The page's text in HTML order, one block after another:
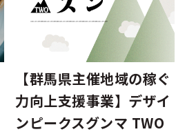
【群馬県主催地域の稼ぐ
力向上支援事業】デザイ
ンピークスグンマ TWO